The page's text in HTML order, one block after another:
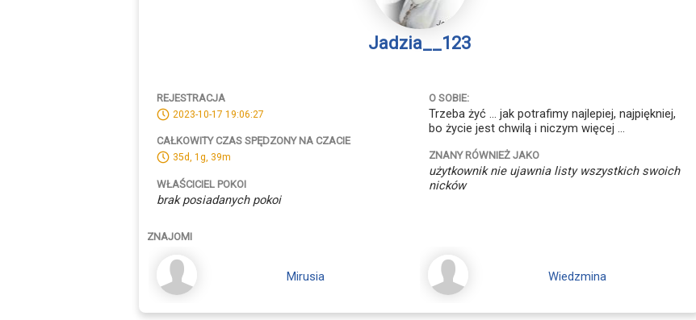
Jadzia__123
REJESTRACJA
2023-10-17 19:06:27
CAŁKOWITY CZAS SPĘDZONY NA CZACIE
35d, 1g, 39m
WŁAŚCICIEL POKOI
brak posiadanych pokoi
O SOBIE:
Trzeba żyć ... jak potrafimy najlepiej, najpiękniej,
bo życie jest chwilą i niczym więcej ...
ZNANY RÓWNIEŻ JAKO
użytkownik nie ujawnia listy wszystkich swoich
nicków
ZNAJOMI
Mirusia Wiedzmina